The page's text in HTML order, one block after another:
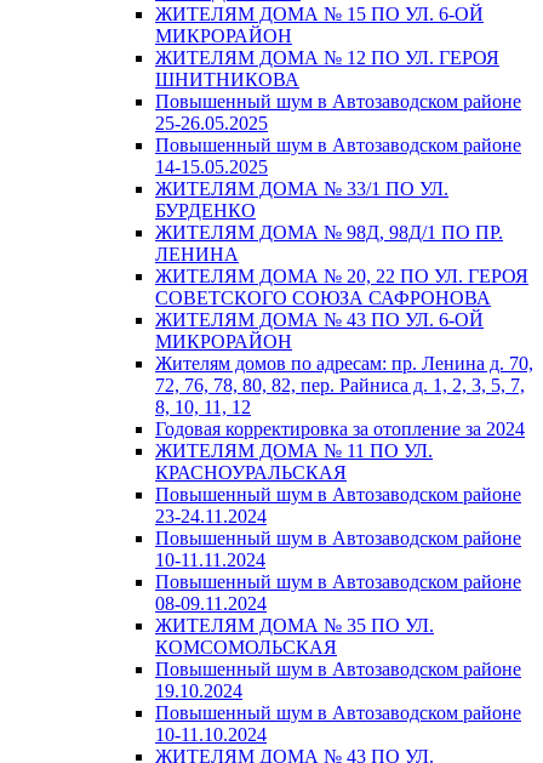
ЖИТЕЛЯМ ДОМА № 15 ПО УЛ. 6-ОЙ
МИКРОРАЙОН
ЖИТЕЛЯМ ДОМА № 12 ПО УЛ. ГЕРОЯ
ШНИТНИКОВА
Повышенный шум в Автозаводском районе
25-26.05.2025
Повышенный шум в Автозаводском районе
14-15.05.2025
ЖИТЕЛЯМ ДОМА № 33/1 ПО УЛ.
БУРДЕНКО
ЖИТЕЛЯМ ДОМА № 98Д, 98Д/1 ПО ПР.
ЛЕНИНА
ЖИТЕЛЯМ ДОМА № 20, 22 ПО УЛ. ГЕРОЯ
СОВЕТСКОГО СОЮЗА САФРОНОВА
ЖИТЕЛЯМ ДОМА № 43 ПО УЛ. 6-ОЙ
МИКРОРАЙОН
Жителям домов по адресам: пр. Ленина д. 70,
72, 76, 78, 80, 82, пер. Райниса д. 1, 2, 3, 5, 7,
8, 10, 11, 12
Годовая корректировка за отопление за 2024
ЖИТЕЛЯМ ДОМА № 11 ПО УЛ.
КРАСНОУРАЛЬСКАЯ
Повышенный шум в Автозаводском районе
23-24.11.2024
Повышенный шум в Автозаводском районе
10-11.11.2024
Повышенный шум в Автозаводском районе
08-09.11.2024
ЖИТЕЛЯМ ДОМА № 35 ПО УЛ.
КОМСОМОЛЬСКАЯ
Повышенный шум в Автозаводском районе
19.10.2024
Повышенный шум в Автозаводском районе
10-11.10.2024
ЖИТЕЛЯМ ДОМА № 43 ПО УЛ.